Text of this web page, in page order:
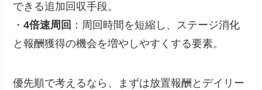
できる追加回収手段。
・4倍速周回 ：周回時間を短縮し、ステージ消化
と報酬獲得の機会を増やしやすくする要素。
優先順で考えるなら、まずは放置報酬とデイリー